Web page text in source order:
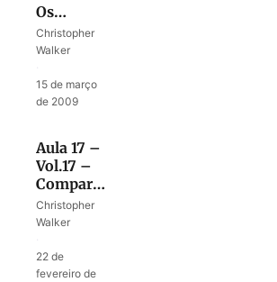
Os
tesouros
dedicados
Davi
Christopher
Walker
15 de março
de 2009
Aula 17 –
Vol.17 –
Comparando
o Templo
ao
Christopher
Walker
22 de
fevereiro de